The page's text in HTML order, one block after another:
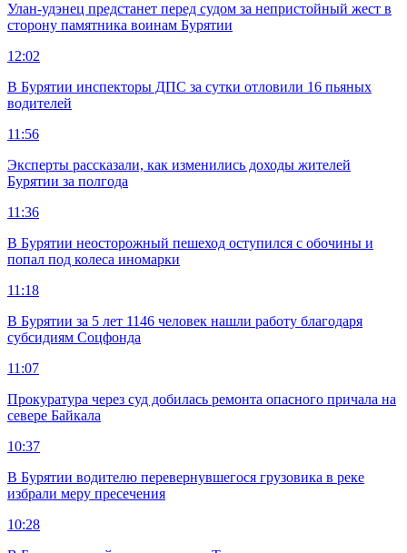
Улан-удэнец предстанет перед судом за непристойный жест в
сторону памятника воинам Бурятии
12:02
В Бурятии инспекторы ДПС за сутки отловили 16 пьяных
водителей
11:56
Эксперты рассказали, как изменились доходы жителей
Бурятии за полгода
11:36
В Бурятии неосторожный пешеход оступился с обочины и
попал под колеса иномарки
11:18
В Бурятии за 5 лет 1146 человек нашли работу благодаря
субсидиям Соцфонда
11:07
Прокуратура через суд добилась ремонта опасного причала на
севере Байкала
10:37
В Бурятии водителю перевернувшегося грузовика в реке
избрали меру пресечения
10:28